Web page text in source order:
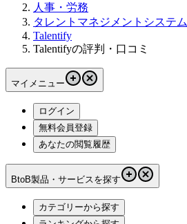
人事・労務
タレントマネジメントシステム
Talentify
Talentifyの評判・口コミ
マイメニュー
ログイン
無料会員登録
あなたの閲覧履歴
BtoB製品・サービスを探す
カテゴリーから探す